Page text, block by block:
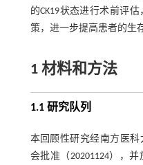
的CK19状态进行术前评
策，进一步提高患者的生
1 材料和方法
1.1 研究队列
本回顾性研究经南方医
会批准（20201124），